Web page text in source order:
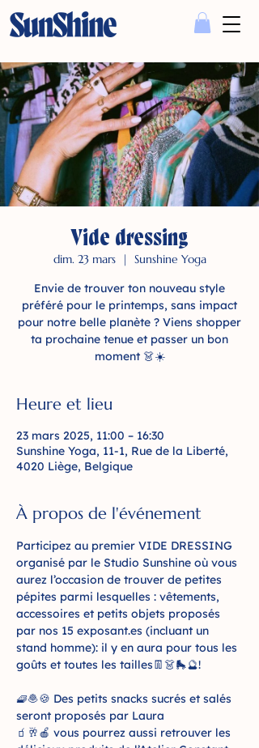
Vide dressing
dim. 23 mars
  |
Sunshine Yoga
Envie de trouver ton nouveau style
préféré pour le printemps, sans impact
pour notre belle planète ? Viens shopper
ta prochaine tenue et passer un bon
moment 👗☀️
Heure et lieu
23 mars 2025, 11:00 – 16:30
Sunshine Yoga, 11-1, Rue de la Liberté,
4020 Liège, Belgique
À propos de l'événement
Participez au premier VIDE DRESSING
organisé par le Studio Sunshine où vous
aurez l’occasion de trouver de petites
pépites parmi lesquelles : vêtements,
accessoires et petits objets proposés
par nos 15 exposant.es (incluant un
stand homme): il y en aura pour tous les
goûts et toutes les tailles👖👗🛼🔮!
🧇🧆🍪 Des petits snacks sucrés et salés
seront proposés par Laura
🧃🥂🍎 vous pourrez aussi retrouver les